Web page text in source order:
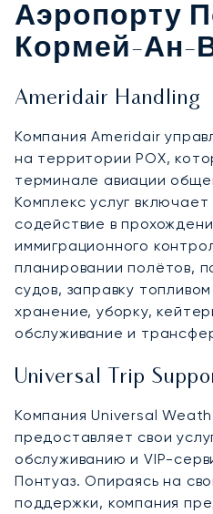
Аэропорту
Кормей-Ан-
Ameridair Handling
Компания Ameridair
на территории POX,
терминале авиации
Комплекс услуг включает
содействие в
иммиграционного
планировании полётов,
судов, заправку
хранение, уборку,
обслуживание и
Universal Trip
Компания Universal
предоставляет свои
обслуживанию и VIP-
Понтуаз. Опираясь на
поддержки, компания